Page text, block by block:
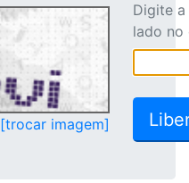
[trocar imagem]
Digite
lado no